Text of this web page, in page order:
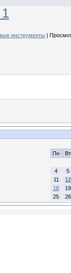
инструменты
Пн Вт
4
5
11
12
18
19
25
26